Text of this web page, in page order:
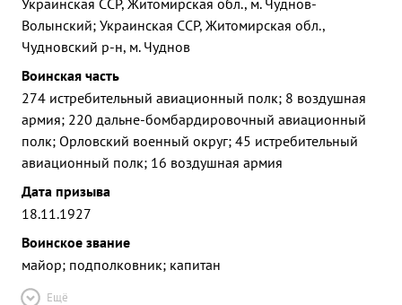
Украинская ССР, Житомирская обл., м. Чуднов-
Волынский; Украинская ССР, Житомирская обл.,
Чудновский р-н, м. Чуднов
Воинская часть
274 истребительный авиационный полк; 8 воздушная
армия; 220 дальне-бомбардировочный авиационный
полк; Орловский военный округ; 45 истребительный
авиационный полк; 16 воздушная армия
Дата призыва
18.11.1927
Воинское звание
майор; подполковник; капитан
Ещё